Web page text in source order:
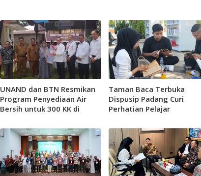
UNAND dan BTN Resmikan
Program Penyediaan Air
Bersih untuk 300 KK di
Taman Baca Terbuka
Dispusip Padang Curi
Perhatian Pelajar